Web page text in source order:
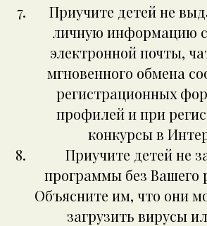
Приучите детей не
личную информацию
электронной почты,
мгновенного обмена
регистрационных
профилей и при
конкурсы в
Приучите детей не
программы без Вашего
Объясните им, что они
загрузить вирусы